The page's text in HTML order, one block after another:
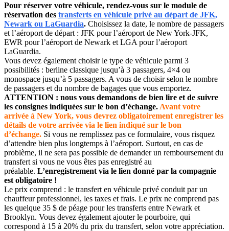
Pour réserver votre véhicule, rendez-vous sur le module de
réservation des transferts en véhicule privé au départ de JFK,
Newark ou LaGuardia. Choisissez la date, le nombre de passagers
et l’aéroport de départ : JFK pour l’aéroport de New York-JFK,
EWR pour l’aéroport de Newark et LGA pour l’aéroport
LaGuardia.
Vous devez également choisir le type de véhicule parmi 3
possibilités : berline classique jusqu’à 3 passagers, 4×4 ou
monospace jusqu’à 5 passagers. A vous de choisir selon le nombre
de passagers et du nombre de bagages que vous emportez.
ATTENTION : nous vous demandons de bien lire et de suivre
les consignes indiquées sur le bon d’échange. Avant votre
arrivée à New York, vous devrez obligatoirement enregistrer les
détails de votre arrivée via le lien indiqué sur le bon
d’échange. Si vous ne remplissez pas ce formulaire, vous risquez
d’attendre bien plus longtemps à l’aéroport. Surtout, en cas de
problème, il ne sera pas possible de demander un remboursement du
transfert si vous ne vous êtes pas enregistré au
préalable. L’enregistrement via le lien donné par la compagnie
est obligatoire !
Le prix comprend : le transfert en véhicule privé conduit par un
chauffeur professionnel, les taxes et frais. Le prix ne comprend pas
les quelque 35 $ de péage pour les transferts entre Newark et
Brooklyn. Vous devez également ajouter le pourboire, qui
correspond à 15 à 20% du prix du transfert, selon votre appréciation.